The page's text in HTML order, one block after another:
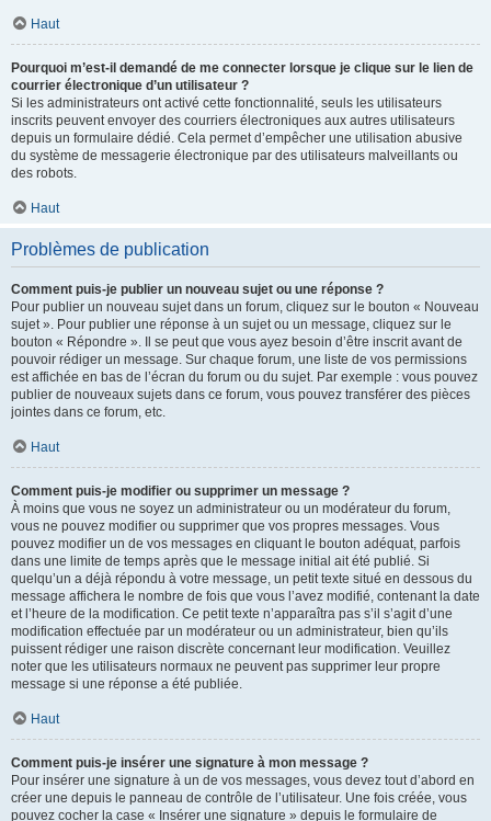
Haut
Pourquoi m’est-il demandé de me connecter lorsque je clique sur le lien de
courrier électronique d’un utilisateur ?
Si les administrateurs ont activé cette fonctionnalité, seuls les utilisateurs
inscrits peuvent envoyer des courriers électroniques aux autres utilisateurs
depuis un formulaire dédié. Cela permet d’empêcher une utilisation abusive
du système de messagerie électronique par des utilisateurs malveillants ou
des robots.
Haut
Problèmes de publication
Comment puis-je publier un nouveau sujet ou une réponse ?
Pour publier un nouveau sujet dans un forum, cliquez sur le bouton « Nouveau
sujet ». Pour publier une réponse à un sujet ou un message, cliquez sur le
bouton « Répondre ». Il se peut que vous ayez besoin d’être inscrit avant de
pouvoir rédiger un message. Sur chaque forum, une liste de vos permissions
est affichée en bas de l’écran du forum ou du sujet. Par exemple : vous pouvez
publier de nouveaux sujets dans ce forum, vous pouvez transférer des pièces
jointes dans ce forum, etc.
Haut
Comment puis-je modifier ou supprimer un message ?
À moins que vous ne soyez un administrateur ou un modérateur du forum,
vous ne pouvez modifier ou supprimer que vos propres messages. Vous
pouvez modifier un de vos messages en cliquant le bouton adéquat, parfois
dans une limite de temps après que le message initial ait été publié. Si
quelqu’un a déjà répondu à votre message, un petit texte situé en dessous du
message affichera le nombre de fois que vous l’avez modifié, contenant la date
et l’heure de la modification. Ce petit texte n’apparaîtra pas s’il s’agit d’une
modification effectuée par un modérateur ou un administrateur, bien qu’ils
puissent rédiger une raison discrète concernant leur modification. Veuillez
noter que les utilisateurs normaux ne peuvent pas supprimer leur propre
message si une réponse a été publiée.
Haut
Comment puis-je insérer une signature à mon message ?
Pour insérer une signature à un de vos messages, vous devez tout d’abord en
créer une depuis le panneau de contrôle de l’utilisateur. Une fois créée, vous
pouvez cocher la case « Insérer une signature » depuis le formulaire de